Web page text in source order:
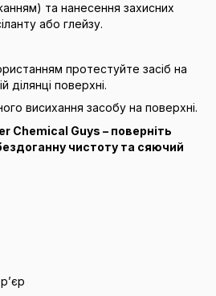
та нанесення захисних
або глейзу.
протестуйте засіб на
ділянці поверхні.
висихання засобу на поверхні.
Chemical Guys – поверніть
чистоту та сяючий